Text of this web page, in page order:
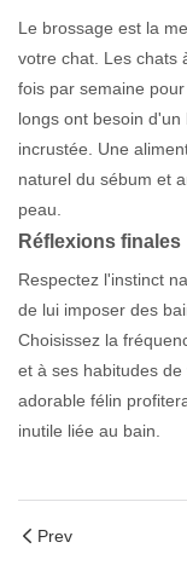
Le brossage est la
votre chat. Les chats
fois par semaine
longs ont besoin
incrustée. Une
naturel du sébum et
peau.
Réflexions finales
Respectez l'instinct
de lui imposer des
Choisissez la
et à ses habitudes
adorable félin
inutile liée au bain.
Prev